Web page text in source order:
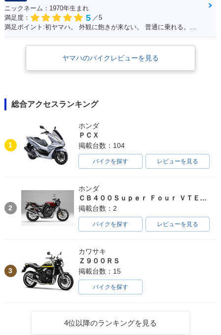
ニックネーム：1970年生まれ
満足度：
5 ／5
ヤマハのバイクレビューを見る
総合アクセスランキング
1
ホンダ
ＰＣＸ
掲載台数：104
バイクを探す レビューを見る
2
ホンダ
ＣＢ４００Ｓｕｐｅｒ Ｆｏｕｒ ＶＴＥＣ ＳＰＥＣ３
掲載台数：2
バイクを探す レビューを見る
3
カワサキ
Ｚ９００ＲＳ
掲載台数：15
バイクを探す
4位以降のランキングを見る